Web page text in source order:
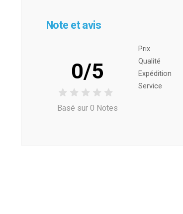
Note et avis
0/5
Basé sur 0 Notes
Prix ​​
Qualité
Expédition
Service